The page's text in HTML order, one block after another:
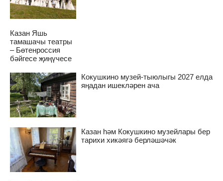
Казан Яшь
тамашачы театры
– Бөтенроссия
бәйгесе җиңүчесе
Кокушкино музей-тыюлыгы 2027 елда
яңадан ишекләрен ача
Казан һәм Кокушкино музейлары бер
тарихи хикәягә берләшәчәк